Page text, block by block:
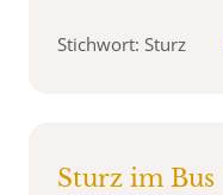
Stichwort: Sturz
Sturz im Bus